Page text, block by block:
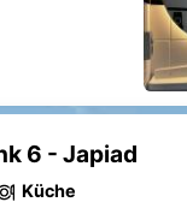
6 - Japiad
Küche